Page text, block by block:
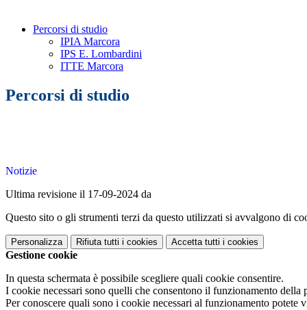
Percorsi di studio
IPIA Marcora
IPS E. Lombardini
ITTE Marcora
Percorsi di studio
Notizie
Ultima revisione il 17-09-2024 da
Questo sito o gli strumenti terzi da questo utilizzati si avvalgono di
Personalizza Rifiuta tutti i cookies Accetta tutti i cookies
Gestione cookie
In questa schermata è possibile scegliere quali cookie consentire.
I cookie necessari sono quelli che consentono il funzionamento
Per conoscere quali sono i cookie necessari al funzionamento potete